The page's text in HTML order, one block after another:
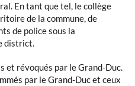
En tant que tel, le collège
de la commune, de
de police sous la
district.
et révoqués par le Grand-Duc.
par le Grand-Duc et ceux